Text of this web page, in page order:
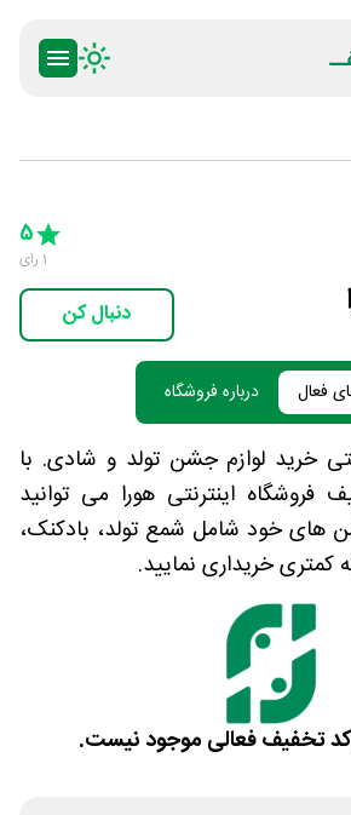
5 Stars
5
1 رای
دنبال کن
فعال درباره فروشگاه
خرید لوازم جشن تولد و شادی. با
فروشگاه اینترنتی هورا می توانید
های خود شامل شمع تولد، بادکنک،
کمتری خریداری نمایید.
تخفیف فعالی موجود نیست.